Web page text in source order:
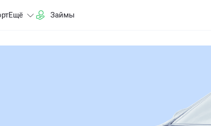
Ещё Займы